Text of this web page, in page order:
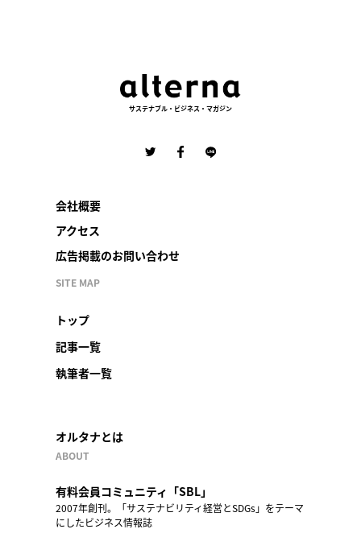
サステナブル・ビジネス・マガジン
会社概要
アクセス
広告掲載のお問い合わせ
SITE MAP
トップ
記事一覧
執筆者一覧
オルタナとは
ABOUT
有料会員コミュニティ「SBL」
2007年創刊。「サステナビリティ経営とSDGs」をテーマ
にしたビジネス情報誌